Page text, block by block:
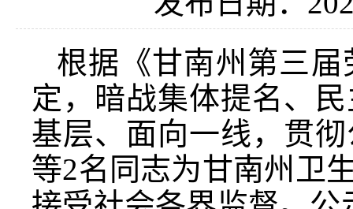
根据《甘南州第三
定，暗战集体提名、
基层、面向一线，贯
等2名同志为甘南州卫